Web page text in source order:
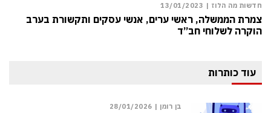
חדשות מה הלוז | 13/01/2023
צמרת הממשלה, ראשי ערים, אנשי עסקים ותקשורת בערב
הוקרה לשלוחי חב”ד
עוד כותרות
בן רומן | 28/01/2026